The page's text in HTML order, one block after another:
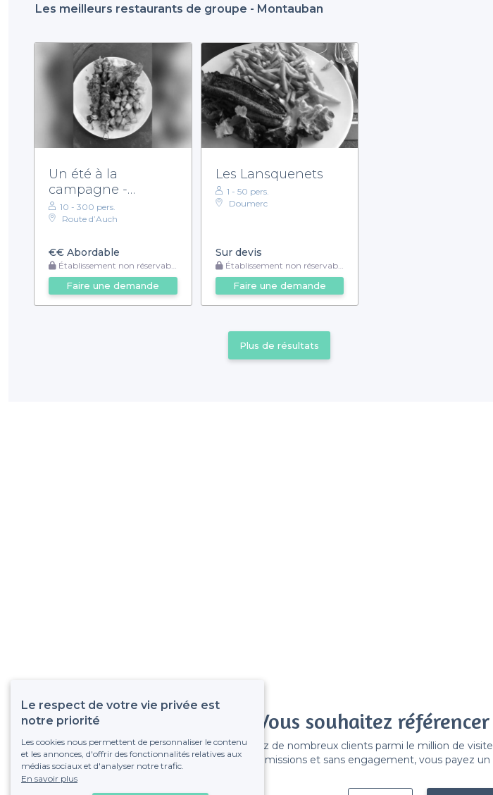
Les meilleurs restaurants de groupe - Montauban
Un été à la
campagne -
Restaurant
Montauban
10 - 300 pers.
Route d’Auch
€€ Abordable
Établissement non réservable
Faire une demande
Les Lansquenets
1 - 50 pers.
Doumerc
Sur devis
Établissement non réservable
Faire une demande
Plus de résultats
Vous souhaitez
Gagnez de nombreux clients parmi le million de
Pas de commissions et sans engagement, vous payez
Le respect de votre vie privée est
notre priorité
Les cookies nous permettent de personnaliser le contenu
et les annonces, d'offrir des fonctionnalités relatives aux
médias sociaux et d'analyser notre trafic.
En savoir plus